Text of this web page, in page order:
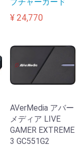
¥ 24,770
AVerMedia アバー
メディア LIVE
GAMER EXTREME
3 GC551G2